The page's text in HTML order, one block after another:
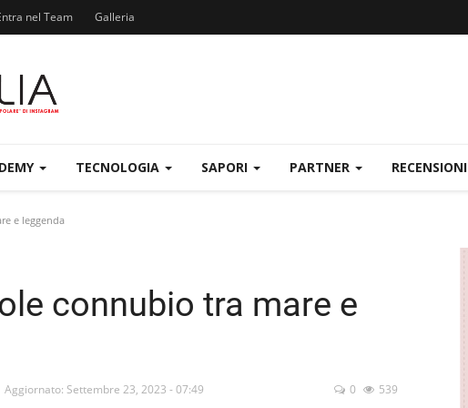
nel Team Galleria
TECNOLOGIA SAPORI PARTNER RECENSIONI
e leggenda
connubio tra mare e
Aggiornato: Settembre 23, 2023 - 07:49 0 539